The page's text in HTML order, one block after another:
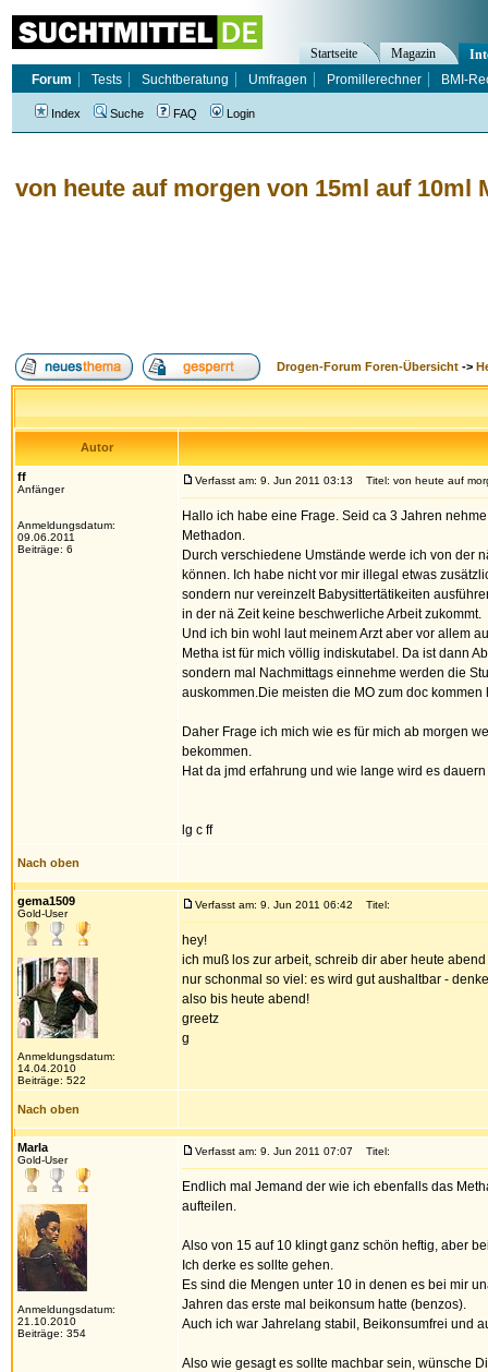
von heute auf morgen von 15ml auf 10ml
Drogen-Forum Foren-Übersicht ->
Autor
ff
Anfänger
Anmeldungsdatum:
09.06.2011
Beiträge: 6
Verfasst am: 9. Jun 2011 03:13 Titel: von heute auf
Hallo ich habe eine Frage. Seid ca 3 Jahren
Methadon.
Durch verschiedene Umstände werde ich von der
können. Ich habe nicht vor mir illegal etwas
sondern nur vereinzelt Babysittertätikeiten
in der nä Zeit keine beschwerliche Arbeit zukommt.
Und ich bin wohl laut meinem Arzt aber vor allem
Metha ist für mich völlig indiskutabel. Da ist dann
sondern mal Nachmittags einnehme werden die
auskommen.Die meisten die MO zum doc
Daher Frage ich mich wie es für mich ab morgen
bekommen.
Hat da jmd erfahrung und wie lange wird es
lg c ff
Nach oben
gema1509
Gold-User
Anmeldungsdatum:
14.04.2010
Beiträge: 522
Verfasst am: 9. Jun 2011 06:42 Titel:
hey!
ich muß los zur arbeit, schreib dir aber heute
nur schonmal so viel: es wird gut aushaltbar -
also bis heute abend!
greetz
g
Nach oben
Marla
Gold-User
Anmeldungsdatum:
21.10.2010
Beiträge: 354
Verfasst am: 9. Jun 2011 07:07 Titel:
Endlich mal Jemand der wie ich ebenfalls das
aufteilen.
Also von 15 auf 10 klingt ganz schön heftig, aber
Ich derke es sollte gehen.
Es sind die Mengen unter 10 in denen es bei mir
Jahren das erste mal beikonsum hatte (benzos).
Auch ich war Jahrelang stabil, Beikonsumfrei und
Also wie gesagt es sollte machbar sein, wünsche
Startseite Magazin
Forum
Tests Suchtberatung Umfragen Promillerechner BMI-
Index Suche FAQ Login